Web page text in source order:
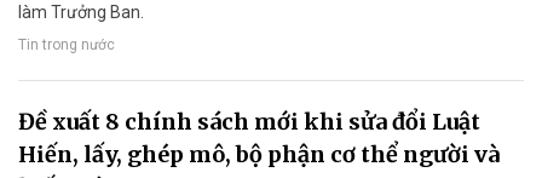
làm Trưởng Ban.
Tin trong nước
Đề xuất 8 chính sách mới khi sửa đổi Luật
Hiến, lấy, ghép mô, bộ phận cơ thể người và